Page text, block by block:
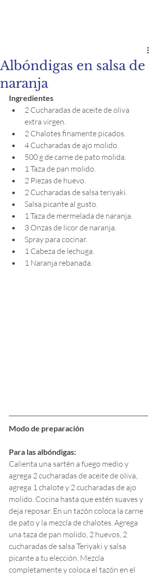
Albóndigas en salsa de
naranja
Ingredientes
2 Cucharadas de aceite de oliva
extra virgen.
2 Chalotes finamente picados.
4 Cucharadas de ajo molido.
500 g de carne de pato molida.
1 Taza de pan molido.
2 Piezas de huevo.
2 Cucharadas de salsa teriyaki.
Salsa picante al gusto.
1 Taza de mermelada de naranja.
3 Onzas de licor de naranja.
Spray para cocinar.
1 Cabeza de lechuga.
1 Naranja rebanada.
Modo de preparación
Para las albóndigas:
Calienta una sartén a fuego medio y
agrega 2 cucharadas de aceite de oliva,
agrega 1 chalote y 2 cucharadas de ajo
molido. Cocina hasta que estén suaves y
deja reposar. En un tazón coloca la carne
de pato y la mezcla de chalotes. Agrega
una taza de pan molido, 2 huevos, 2
cucharadas de salsa Teriyaki y salsa
picante a tu elección. Mezcla
completamente y coloca el tazón en el